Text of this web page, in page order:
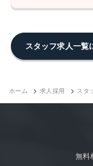
スタッフ求人一覧
ホーム 求人採用 スタ
無料